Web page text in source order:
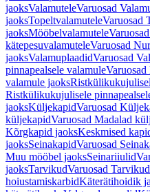
jaoksValamuteleVaruosad
jaoksTopeltvalamuteleVaruosad
jaoksMööbelvalamutele
kätepesuvalamuteleVaruosad
jaoksValamuplaadidVaruosad
pinnapealsele valamule
valamule jaoks
Ristkülikukujulisele
jaoksKüljekapidVaruosad
küljekapidVaruosad Madalad
Kõrgkapid jaoksKeskmised
jaoksSeinakapidVaruosad
Muu mööbel jaoksSeinariiulid
jaoksTarvikudVaruosad
hoiustamiskarbidKäterätihoidik ja